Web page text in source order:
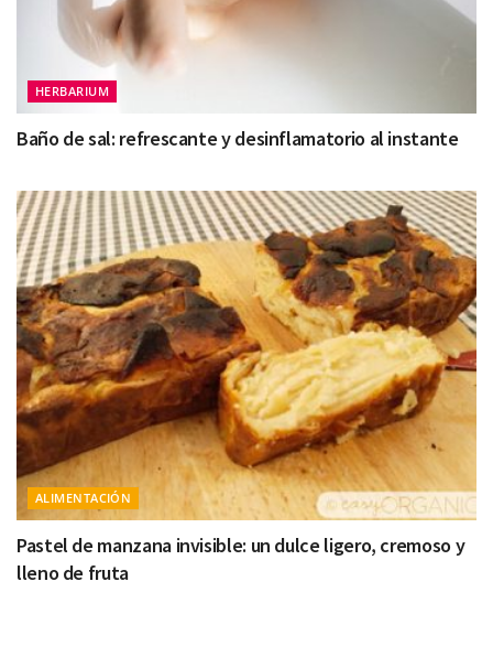
HERBARIUM
Baño de sal: refrescante y desinflamatorio al instante
ALIMENTACIÓN
Pastel de manzana invisible: un dulce ligero, cremoso y
lleno de fruta